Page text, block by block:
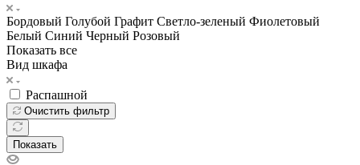
Бордовый Голубой Графит Светло-зеленый Фиолетовый
Белый Синий Черный Розовый
Показать все
Вид шкафа
Распашной
Очистить фильтр
Показать